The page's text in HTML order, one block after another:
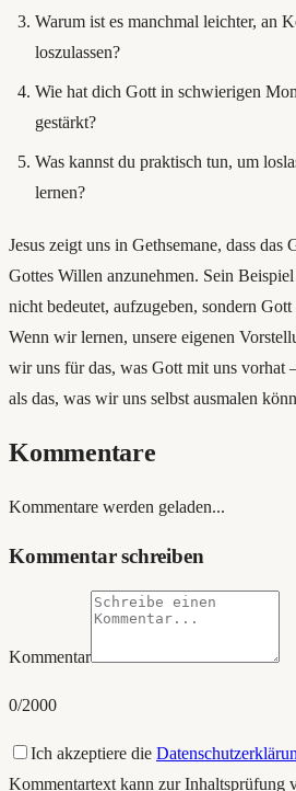
Warum ist es manchmal leichter, an
loszulassen?
Wie hat dich Gott in schwierigen
gestärkt?
Was kannst du praktisch tun, um
lernen?
Jesus zeigt uns in Gethsemane, dass das
Gottes Willen anzunehmen. Sein
nicht bedeutet, aufzugeben, sondern
Wenn wir lernen, unsere eigenen
wir uns für das, was Gott mit uns vorhat
als das, was wir uns selbst ausmalen
Kommentare
Kommentare werden geladen...
Kommentar schreiben
Kommentar
0/2000
Ich akzeptiere die
Kommentartext kann zur Inhaltsprüfung